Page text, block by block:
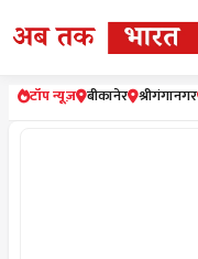
टॉप न्यूज़ बीकानेर श्रीगंगानगर